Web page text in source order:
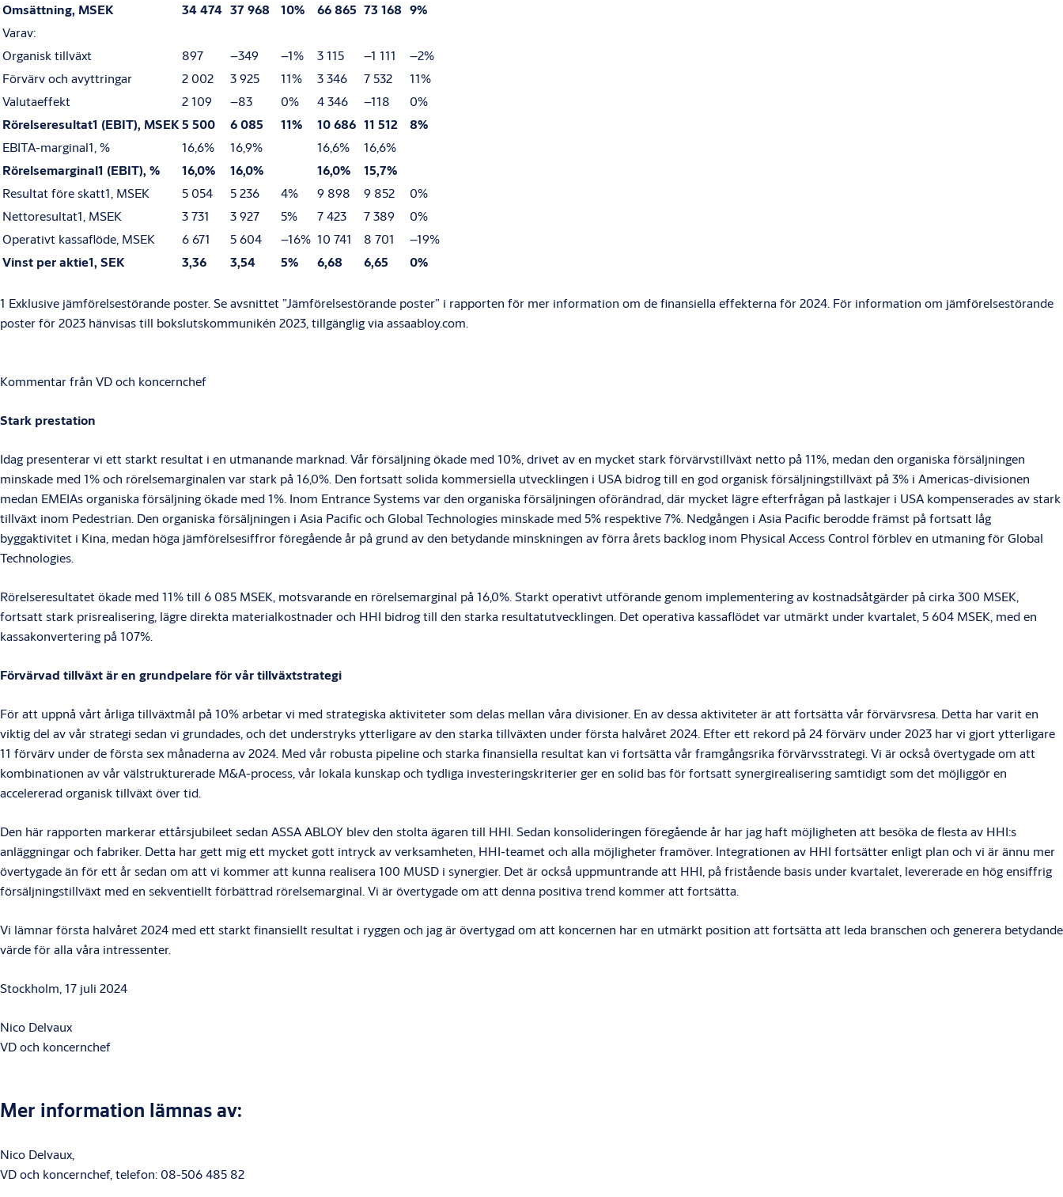
Omsättning, MSEK
34 474 37 968 10% 66 865 73 168 9%
Varav:
Organisk tillväxt
897 –349 –1% 3 115 –1 111 –2%
Förvärv och avyttringar
2 002 3 925 11% 3 346 7 532 11%
Valutaeffekt
2 109 –83 0% 4 346 –118 0%
Rörelseresultat1 (EBIT), MSEK5 500 6 085 11% 10 686 11 512
8%
EBITA-marginal1 , % 16,6% 16,9% 16,6%
16,6%
Rörelsemarginal1 (EBIT), % 16,0% 16,0% 16,0%
15,7%
Resultat före skatt1 , MSEK 5 054 5 236 4% 9 898 9 852 0%
Nettoresultat1 , MSEK 3 731 3 927 5% 7 423 7 389 0%
Operativt kassaflöde, MSEK
6 671 5 604 –16% 10 741 8 701 –19%
Vinst per aktie1, SEK 3,36 3,54 5% 6,68 6,65 0%
1 Exklusive jämförelsestörande poster. Se avsnittet ”Jämförelsestörande poster” i rapporten för mer information om de finansiella effekterna för 2024. För information om jämförelsestörande
poster för 2023 hänvisas till bokslutskommunikén 2023, tillgänglig via assaabloy.com
Kommentar från VD och koncernchef
Stark prestation
Idag presenterar vi ett starkt resultat i en utmanande marknad. Vår försäljning ökade med 10%, drivet av en mycket stark förvärvstillväxt netto på 11%, medan den organiska försäljningen
minskade med 1% och rörelsemarginalen var stark på 16,0%. Den fortsatt solida kommersiella utvecklingen i USA bidrog till en god organisk försäljningstillväxt på 3% i Americas-divisionen
medan EMEIAs organiska försäljning ökade med 1%. Inom Entrance Systems var den organiska försäljningen oförändrad, där mycket lägre efterfrågan på lastkajer i USA kompenserades av stark
tillväxt inom Pedestrian. Den organiska försäljningen i Asia Pacific och Global Technologies minskade med 5% respektive 7%. Nedgången i Asia Pacific berodde främst på fortsatt låg
byggaktivitet i Kina, medan höga jämförelsesiffror föregående år på grund av den betydande minskningen av förra årets backlog inom Physical Access Control förblev en utmaning för Global
Technologies.
Rörelseresultatet ökade med 11% till 6 085 MSEK, motsvarande en rörelsemarginal på 16,0%. Starkt operativt utförande genom implementering av kostnadsåtgärder på cirka 300 MSEK,
fortsatt stark prisrealisering, lägre direkta materialkostnader och HHI bidrog till den starka resultatutvecklingen. Det operativa kassaflödet var utmärkt under kvartalet, 5 604 MSEK, med en
kassakonvertering på 107%.
Förvärvad tillväxt är en grundpelare för vår tillväxtstrategi
För att uppnå vårt årliga tillväxtmål på 10% arbetar vi med strategiska aktiviteter som delas mellan våra divisioner. En av dessa aktiviteter är att fortsätta vår förvärvsresa. Detta har varit en
viktig del av vår strategi sedan vi grundades, och det understryks ytterligare av den starka tillväxten under första halvåret 2024. Efter ett rekord på 24 förvärv under 2023 har vi gjort ytterligare
11 förvärv under de första sex månaderna av 2024. Med vår robusta pipeline och starka finansiella resultat kan vi fortsätta vår framgångsrika förvärvsstrategi. Vi är också övertygade om att
kombinationen av vår välstrukturerade M&A-process, vår lokala kunskap och tydliga investeringskriterier ger en solid bas för fortsatt synergirealisering samtidigt som det möjliggör en
accelererad organisk tillväxt över tid.
Den här rapporten markerar ettårsjubileet sedan ASSA ABLOY blev den stolta ägaren till HHI. Sedan konsolideringen föregående år har jag haft möjligheten att besöka de flesta av HHI:s
anläggningar och fabriker. Detta har gett mig ett mycket gott intryck av verksamheten, HHI-teamet och alla möjligheter framöver. Integrationen av HHI fortsätter enligt plan och vi är ännu mer
övertygade än för ett år sedan om att vi kommer att kunna realisera 100 MUSD i synergier. Det är också uppmuntrande att HHI, på fristående basis under kvartalet, levererade en hög ensiffrig
försäljningstillväxt med en sekventiellt förbättrad rörelsemarginal. Vi är övertygade om att denna positiva trend kommer att fortsätta.
Vi lämnar första halvåret 2024 med ett starkt finansiellt resultat i ryggen och jag är övertygad om att koncernen har en utmärkt position att fortsätta att leda branschen och generera betydande
värde för alla våra intressenter.
Stockholm, 17 juli 2024
Nico Delvaux
VD och koncernchef
Mer information lämnas av:
Nico Delvaux,
VD och koncernchef, telefon: 08-506 485 82